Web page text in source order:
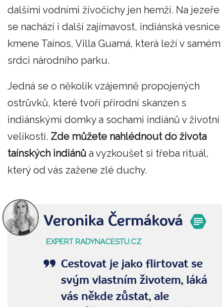
dalšími vodními živočichy jen hemží. Na jezeře
se nachází i další zajímavost, indiánská vesnice
kmene Taínos, Villa Guamá, která leží v samém
srdci národního parku.
Jedná se o několik vzájemně propojených
ostrůvků, které tvoří přírodní skanzen s
indiánskými domky a sochami indiánů v životní
velikosti. Zde můžete nahlédnout do života
taínských indiánů a vyzkoušet si třeba rituál,
který od vás zažene zlé duchy.
Veronika Čermáková
EXPERT RADYNACESTU.CZ
Cestovat je jako flirtovat se
svým vlastním životem, láká
vás někde zůstat, ale